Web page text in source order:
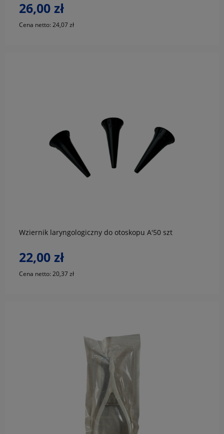
26,00 zł
Cena netto: 24,07 zł
Wziernik laryngologiczny do otoskopu A'50 szt
22,00 zł
Cena netto: 20,37 zł